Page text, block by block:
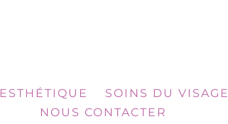
ESTHÉTIQUE SOINS DU VISAGE
NOUS CONTACTER